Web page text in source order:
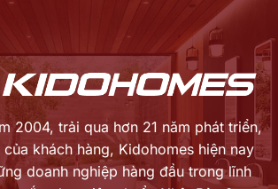
4.830.000 ₫.
2004, trải qua hơn 21 năm phát triển,
khách hàng, Kidohomes hiện nay
doanh nghiệp hàng đầu trong lĩnh